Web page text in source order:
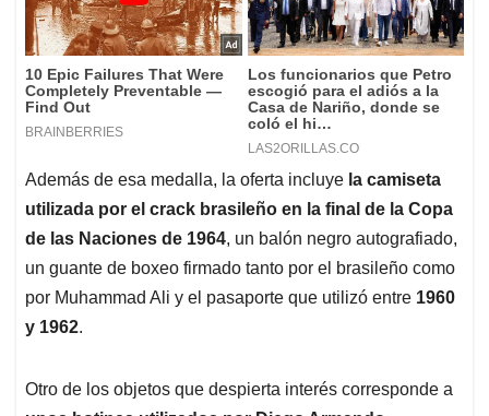
Además de esa medalla, la oferta incluye la camiseta
utilizada por el crack brasileño en la final de la Copa
de las Naciones de 1964, un balón negro autografiado,
un guante de boxeo firmado tanto por el brasileño como
por Muhammad Ali y el pasaporte que utilizó entre 1960
y 1962.
Otro de los objetos que despierta interés corresponde a